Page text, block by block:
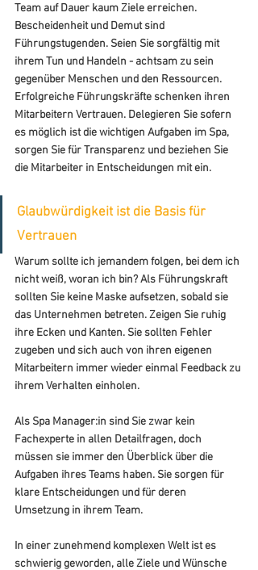
Team auf Dauer kaum Ziele erreichen.
Bescheidenheit und Demut sind
Führungstugenden. Seien Sie sorgfältig mit
ihrem Tun und Handeln - achtsam zu sein
gegenüber Menschen und den Ressourcen.
Erfolgreiche Führungskräfte schenken ihren
Mitarbeitern Vertrauen. Delegieren Sie sofern
es möglich ist die wichtigen Aufgaben im Spa,
sorgen Sie für Transparenz und beziehen Sie
die Mitarbeiter in Entscheidungen mit ein.
Glaubwürdigkeit ist die Basis für
Vertrauen
Warum sollte ich jemandem folgen, bei dem ich
nicht weiß, woran ich bin? Als Führungskraft
sollten Sie keine Maske aufsetzen, sobald sie
das Unternehmen betreten. Zeigen Sie ruhig
ihre Ecken und Kanten. Sie sollten Fehler
zugeben und sich auch von ihren eigenen
Mitarbeitern immer wieder einmal Feedback zu
ihrem Verhalten einholen.
Als Spa Manager:in sind Sie zwar kein
Fachexperte in allen Detailfragen, doch
müssen sie immer den Überblick über die
Aufgaben ihres Teams haben. Sie sorgen für
klare Entscheidungen und für deren
Umsetzung in ihrem Team.
In einer zunehmend komplexen Welt ist es
schwierig geworden, alle Ziele und Wünsche